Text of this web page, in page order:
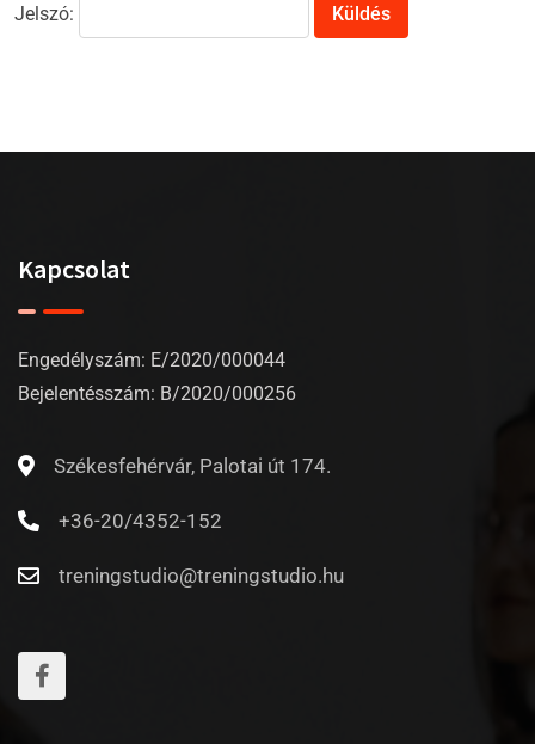
Jelszó:
Kapcsolat
Engedélyszám: E/2020/000044
Bejelentésszám: B/2020/000256
Székesfehérvár, Palotai út 174.
+36-20/4352-152
treningstudio@treningstudio.hu